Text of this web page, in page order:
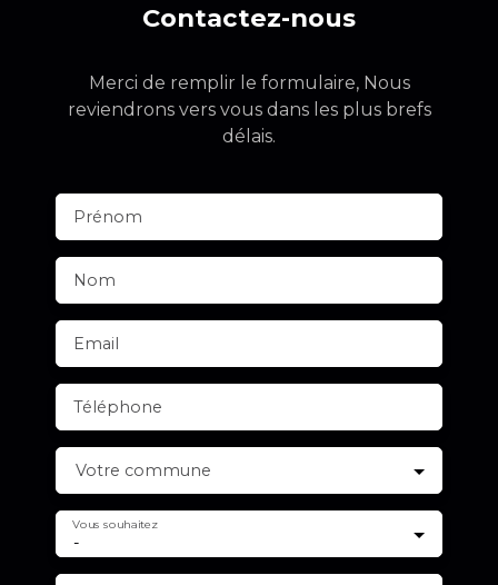
Contactez-nous
Merci de remplir le formulaire, Nous
reviendrons vers vous dans les plus brefs
délais.
Prénom
Nom
Email
Téléphone
Votre commune
-
Vous souhaitez